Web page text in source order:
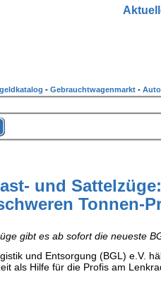
und
Tonnen-
gibt es ab sofort die neueste
und Entsorgung (BGL) e.V.
als Hilfe für die Profis am
- Gebrauchtwagenmarkt -